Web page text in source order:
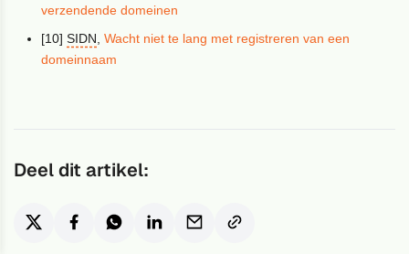
verzendende domeinen
[10]SIDN ,Wacht niet te lang met registreren van een
domeinnaam
Deel dit artikel: